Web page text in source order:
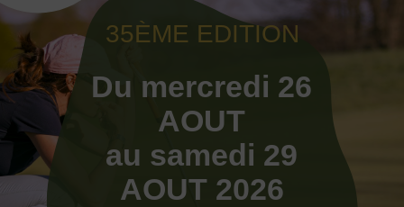
35ÈME EDITION
Du mercredi 26
AOUT
au samedi 29
AOUT 2026